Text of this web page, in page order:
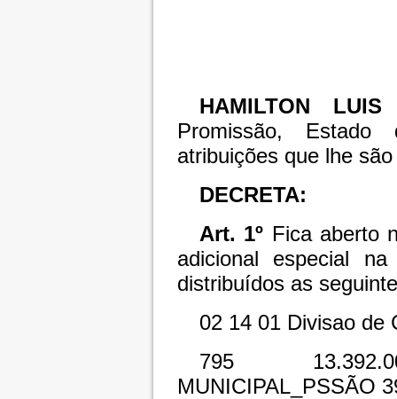
HAMILTON
Promissão,
atribuições que lhe
DECRETA:
Art. 1º Fica aberto
adicional especial
distribuídos as
02 14 01 Divisao de
795
MUNICIPAL_PSSÃO